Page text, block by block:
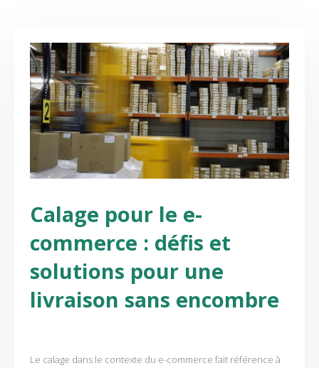
Calage pour le e-
commerce : défis et
solutions pour une
livraison sans encombre
Le calage dans le contexte du e-commerce fait référence à